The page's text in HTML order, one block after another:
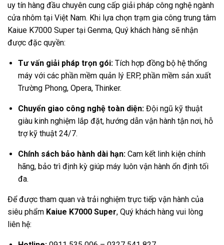
uy tín hàng đầu chuyên cung cấp giải pháp công nghệ ngành
cửa nhôm tại Việt Nam. Khi lựa chọn trạm gia công trung tâm
Kaiue K7000 Super tại Genma, Quý khách hàng sẽ nhận
được đặc quyền:
Tư vấn giải pháp trọn gói:Tích hợp đồng bộ hệ thống
máy với các phần mềm quản lý ERP, phần mềm sản xuất
Trường Phong, Opera, Thinker.
Chuyển giao công nghệ toàn diện:Đội ngũ kỹ thuật
giàu kinh nghiệm lắp đặt, hướng dẫn vận hành tận nơi, hỗ
trợ kỹ thuật 24/7.
Chính sách bảo hành dài hạn:Cam kết linh kiện chính
hãng, bảo trì định kỳ giúp máy luôn vận hành ổn định tối
đa.
Để được tham quan và trải nghiệm trực tiếp vận hành của
siêu phẩm Kaiue K7000 Super, Quý khách hàng vui lòng
liên hệ: